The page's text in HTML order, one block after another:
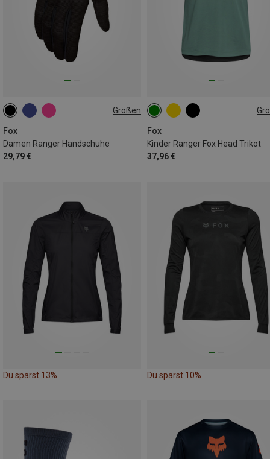
Größen
Fox
Damen Ranger Handschuhe
29,79 €
S M L
Fox
Kinder Ranger Fox Head Trikot
37,96 €
116|124 128|134 140|148
Du sparst 13% Du sparst 10%